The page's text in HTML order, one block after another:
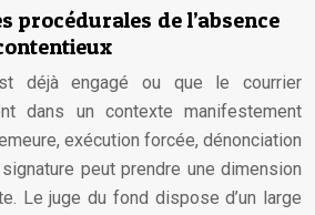
procédurales de l’absence
déjà engagé ou que le courrier
dans un contexte manifestement
exécution forcée, dénonciation
peut prendre une dimension
Le juge du fond dispose d’un large